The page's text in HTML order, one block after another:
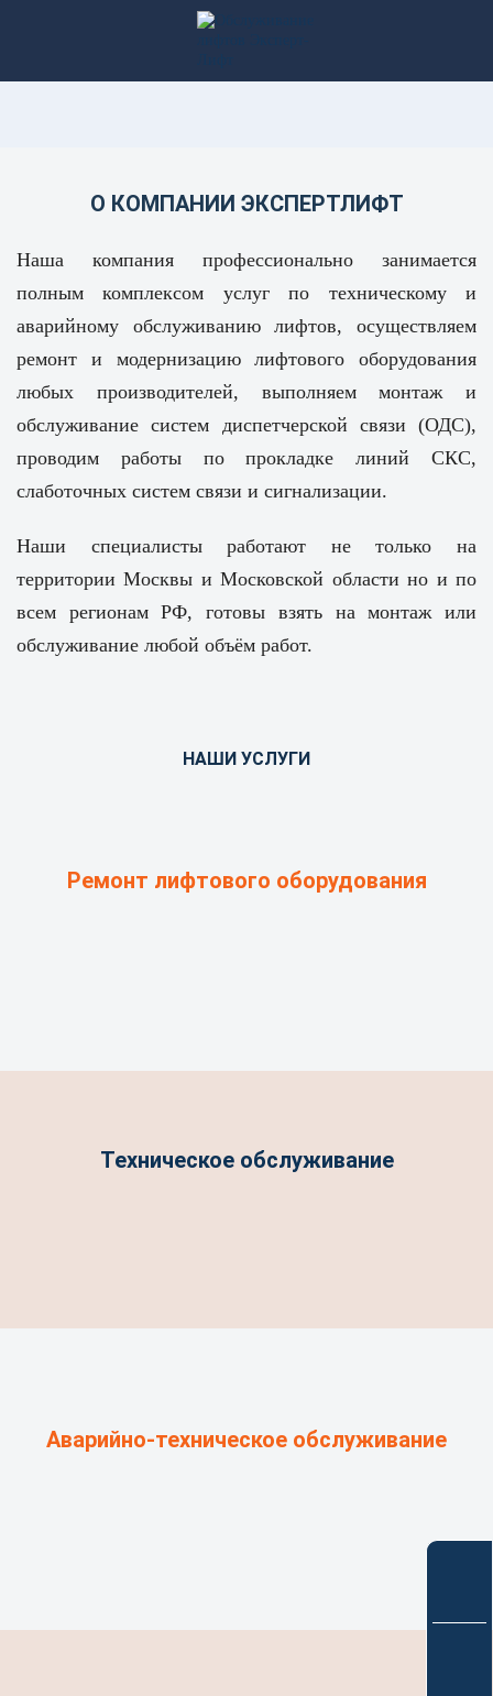
О КОМПАНИИ ЭКСПЕРТЛИФТ
Наша компания профессионально занимается
полным комплексом услуг по техническому и
аварийному обслуживанию лифтов, осуществляем
ремонт и модернизацию лифтового оборудования
любых производителей, выполняем монтаж и
обслуживание систем диспетчерской связи (ОДС),
проводим работы по прокладке линий СКС,
слаботочных систем связи и сигнализации.
Наши специалисты работают не только на
территории Москвы и Московской области но и по
всем регионам РФ, готовы взять на монтаж или
обслуживание любой объём работ.
НАШИ УСЛУГИ
Ремонт лифтового оборудования
Техническое обслуживание
Аварийно-техническое обслуживание